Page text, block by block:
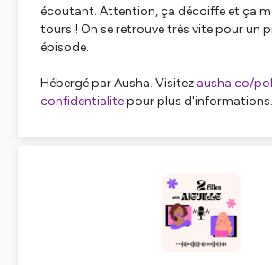
écoutant. Attention, ça décoiffe et ça
tours ! On se retrouve très vite pour un
épisode.
Hébergé par Ausha. Visitez ausha.co/
confidentialitepour plus d'informations.